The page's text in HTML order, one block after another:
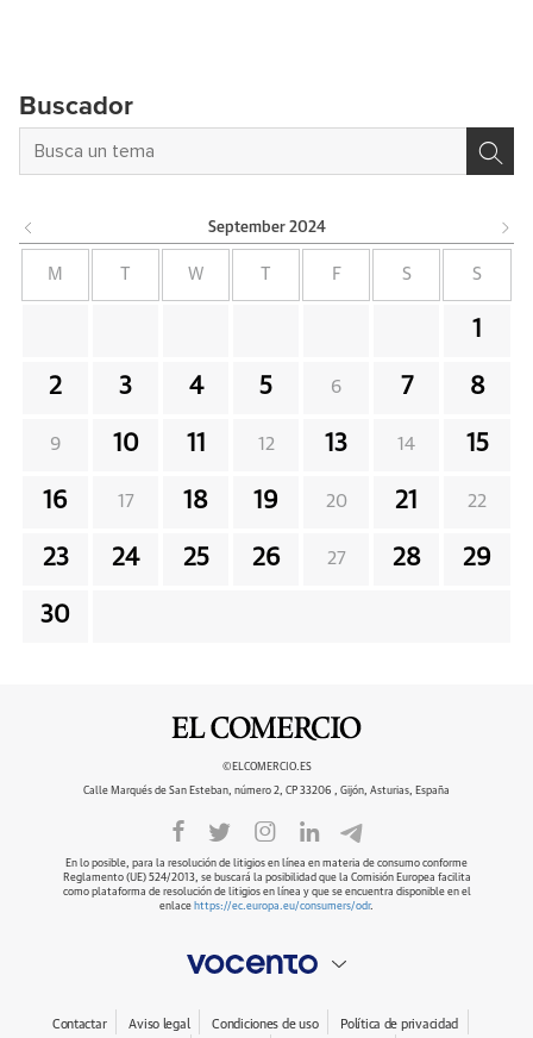
Buscador
September 2024
M W F S S
1
2 3 4 5 6 7 8
9 10 11 12 13 14 15
16 17 18 19 20 21 22
23 24 25 26 27 28 29
30
©ELCOMERCIO.ES
Calle Marqués de San Esteban, número 2, CP 33206 , Gijón, Asturias, España
En lo posible, para la resolución de litigios en línea en materia de consumo conforme
Reglamento (UE) 524/2013, se buscará la posibilidad que la Comisión Europea facilita
como plataforma de resolución de litigios en línea y que se encuentra disponible en el
enlace https://ec.europa.eu/consumers/odr.
Contactar Aviso legal Condiciones de uso Política de privacidad